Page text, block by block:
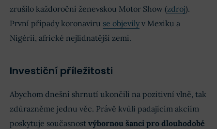
zrušilo každoroční ženevskou Motor Show (zdroj).
První případy koronaviru se objevily v Mexiku a
Nigérii, africké nejlidnatější zemi.
Investiční příležitosti
Abychom dnešní shrnutí ukončili na pozitivní vlně, tak
zdůrazněme jednu věc. Právě kvůli padajícím akciím
poskytuje současnost výbornou šanci pro dlouhodobé